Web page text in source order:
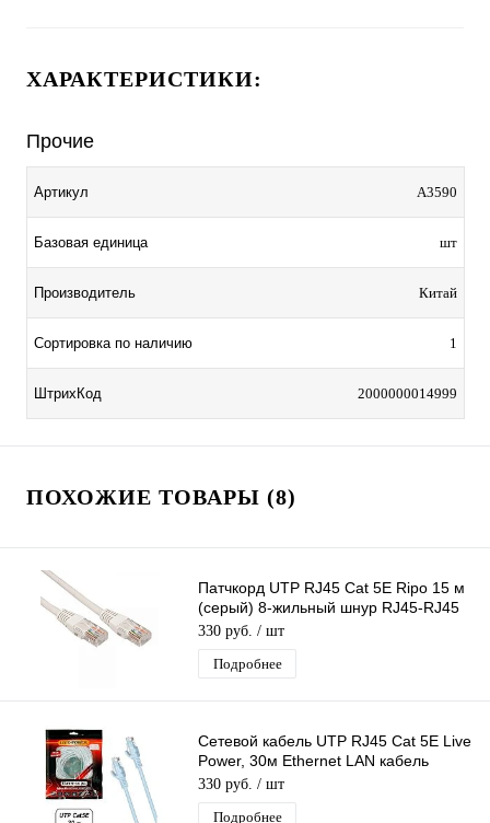
ХАРАКТЕРИСТИКИ:
Прочие
Артикул A3590
Базовая единица шт
Производитель Китай
Сортировка по наличию 1
ШтрихКод 2000000014999
ПОХОЖИЕ ТОВАРЫ (8)
Патчкорд UTP RJ45 Cat 5E Ripo 15 м
(серый) 8-жильный шнур RJ45-RJ45
для соединения сетевых устройств
330 руб. / шт
Подробнее
Сетевой кабель UTP RJ45 Cat 5E Live
Power, 30м Ethernet LAN кабель
патчкорд 8-жильный шнур RJ45-RJ45
330 руб. / шт
Подробнее